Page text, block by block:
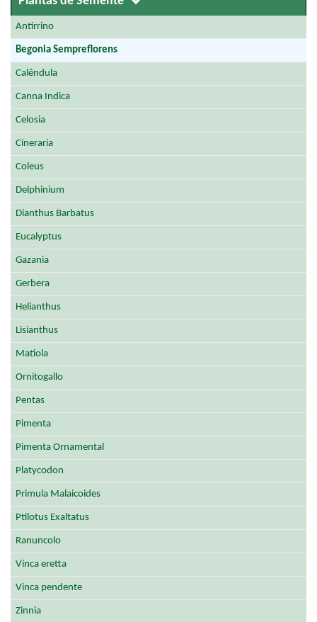
Antirrino
Begonia Sempreflorens
Calêndula
Canna Indica
Celosia
Cineraria
Coleus
Delphinium
Dianthus Barbatus
Eucalyptus
Gazania
Gerbera
Helianthus
Lisianthus
Matiola
Ornitogallo
Pentas
Pimenta
Pimenta Ornamental
Platycodon
Primula Malaicoides
Ptilotus Exaltatus
Ranuncolo
Vinca eretta
Vinca pendente
Zinnia